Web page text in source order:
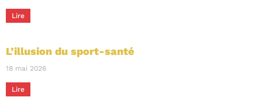
Lire
L’illusion du sport-santé
18 mai 2026
Lire